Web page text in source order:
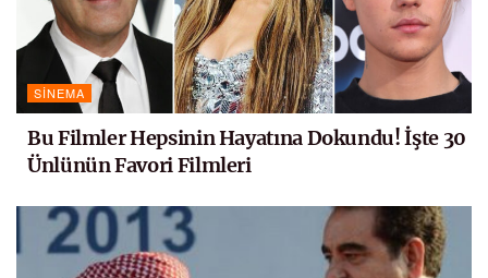
SINEMA
Bu Filmler Hepsinin Hayatına Dokundu! İşte 30
Ünlünün Favori Filmleri